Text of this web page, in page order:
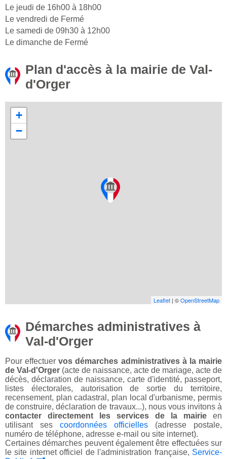
Le jeudi de 16h00 à 18h00
Le vendredi de Fermé
Le samedi de 09h30 à 12h00
Le dimanche de Fermé
Plan d'accès à la mairie de Val-
d'Orger
+
−
Leaflet | ©OpenStreetMap
Démarches administratives à
Val-d'Orger
Pour effectuervos démarches administratives à la mairie
de Val-d'Orger (acte de naissance, acte de mariage, acte de
décès, déclaration de naissance, carte d'identité, passeport,
listes électorales, autorisation de sortie du territoire,
recensement, plan cadastral, plan local d'urbanisme, permis
de construire, déclaration de travaux...), nous vous invitons à
contacter directement les services de la mairie en
utilisant ses coordonnées officielles (adresse postale,
numéro de téléphone, adresse e-mail ou site internet).
Certaines démarches peuvent également être effectuées sur
le site internet officiel de l'administration française, Service-